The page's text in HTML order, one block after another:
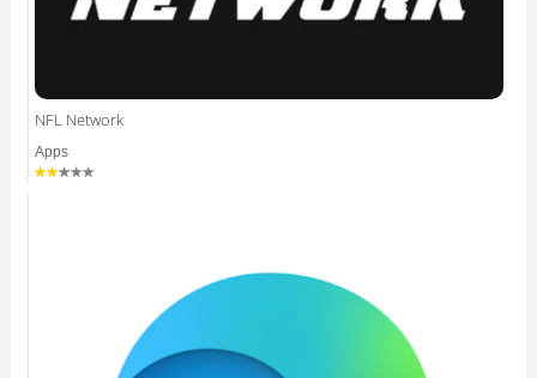
NFL Network
Apps